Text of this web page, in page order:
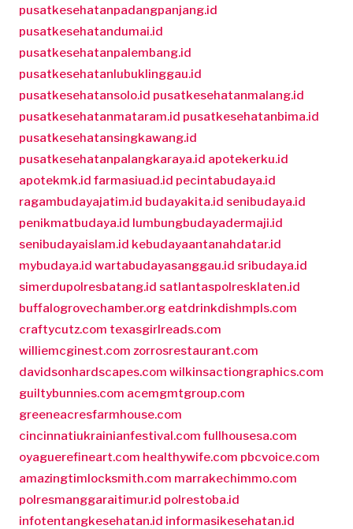
pusatkesehatanpadangpanjang.id
pusatkesehatandumai.id
pusatkesehatanpalembang.id
pusatkesehatanlubuklinggau.id
pusatkesehatansolo.id pusatkesehatanmalang.id
pusatkesehatanmataram.id pusatkesehatanbima.id
pusatkesehatansingkawang.id
pusatkesehatanpalangkaraya.id apotekerku.id
apotekmk.id farmasiuad.id pecintabudaya.id
ragambudayajatim.id budayakita.id senibudaya.id
penikmatbudaya.id lumbungbudayadermaji.id
senibudayaislam.id kebudayaantanahdatar.id
mybudaya.id wartabudayasanggau.id sribudaya.id
simerdupolresbatang.id satlantaspolresklaten.id
buffalogrovechamber.org eatdrinkdishmpls.com
craftycutz.com texasgirlreads.com
williemcginest.com zorrosrestaurant.com
davidsonhardscapes.com wilkinsactiongraphics.com
guiltybunnies.com acemgmtgroup.com
greeneacresfarmhouse.com
cincinnatiukrainianfestival.com fullhousesa.com
oyaguerefineart.com healthywife.com pbcvoice.com
amazingtimlocksmith.com marrakechimmo.com
polresmanggaraitimur.id polrestoba.id
infotentangkesehatan.id informasikesehatan.id